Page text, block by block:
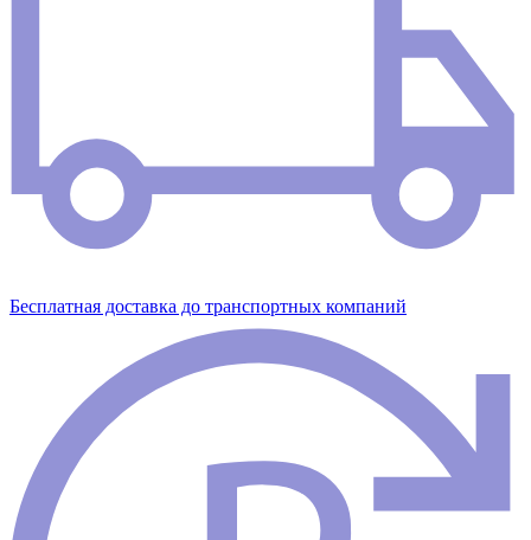
Бесплатная доставка до транспортных компаний